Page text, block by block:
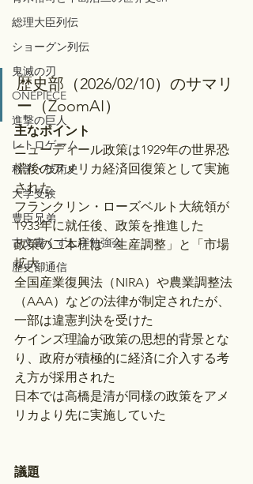
総理大臣列伝
ショーグン列伝
鬼滅の刃
ONEPIECE
進撃の巨人
レトロゲーム
科学・技術史
大学受験
豊臣兄弟
古文書くずし字勉強会
歴史部通信
歴史部（2026/02/10）のサマリ
ー（ZoomAI）
主なポイント
ニューディール政策は1929年の世界恐
慌後のアメリカ経済回復策として実施
された
フランクリン・ローズベルト大統領が
1933年に就任後、政策を推進した
政策の二本柱は「生産調整」と「市場
拡大」
全国産業復興法（NIRA）や農業調整法
（AAA）などの法律が制定されたが、
一部は違憲判決を受けた
ケインズ理論が政策の思想的背景とな
り、政府が積極的に経済に介入する考
え方が採用された
日本では高橋是清が同様の政策をアメ
リカより先に実施していた
議題